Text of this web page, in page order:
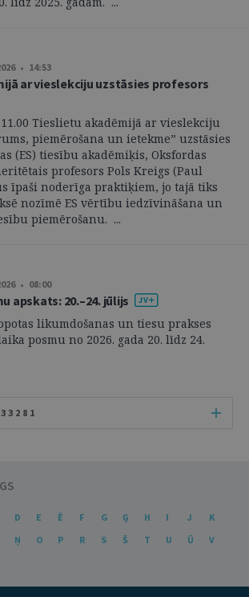
• 14:53
ar vieslekciju uzstāsies profesors
Tieslietu akadēmijā ar vieslekciju
piemērošana un ietekme” uzstāsies
(ES) tiesību akadēmiķis, Oksfordas
profesors Pols Kreigs (Paul
īpaši noderīga praktiķiem, jo tajā tiks
nozīmē ES vērtību iedzīvināšana un
piemērošanu. ...
• 08:00
apskats: 20.–24. jūlijs
likumdošanas un tiesu prakses
posmu no 2026. gada 20. līdz 24.
33281
D E Ē F G Ģ H I J
K
Ņ O P R S Š T U Ū
V